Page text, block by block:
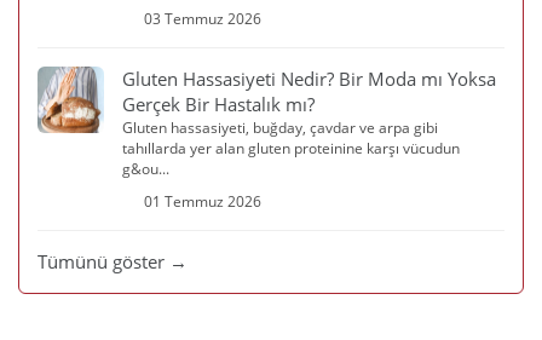
03 Temmuz 2026
Gluten Hassasiyeti Nedir? Bir Moda mı Yoksa
Gerçek Bir Hastalık mı?
Gluten hassasiyeti, buğday, çavdar ve arpa gibi
tahıllarda yer alan gluten proteinine karşı vücudun
g&ou...
01 Temmuz 2026
Tümünü göster →